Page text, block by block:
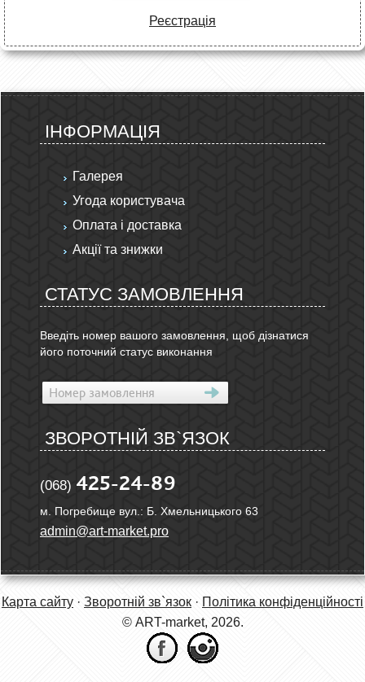
Реєстрація
ІНФОРМАЦІЯ
Галерея
Угода користувача
Оплата і доставка
Акції та знижки
СТАТУС ЗАМОВЛЕННЯ
Введіть номер вашого замовлення, щоб дізнатися
його поточний статус виконання
ЗВОРОТНІЙ ЗВ`ЯЗОК
(068) 425-24-89
м. Погребище вул.: Б. Хмельницького 63
admin@art-market.pro
Карта сайту · Зворотній зв`язок · Політика конфіденційності
© ART-market, 2026.